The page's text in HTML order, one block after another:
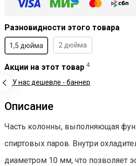
Разновидности этого товара
1,5 дюйма 2 дюйма
Акции на этот товар 4
Описание
Часть колонны, выполняющая
спиртовых паров. Внутри
диаметром 10 мм, что позволяет